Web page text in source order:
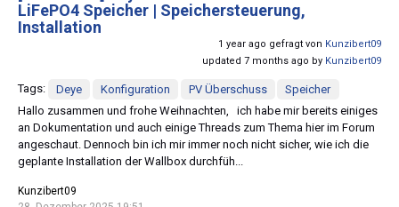
LiFePO4 Speicher | Speichersteuerung,
Installation
1 year ago gefragt von Kunzibert09
updated 7 months ago by Kunzibert09
Tags: Deye Konfiguration PV Überschuss
Speicher
Hallo zusammen und frohe Weihnachten, ich habe mir bereits einiges
an Dokumentation und auch einige Threads zum Thema hier im Forum
angeschaut. Dennoch bin ich mir immer noch nicht sicher, wie ich die
geplante Installation der Wallbox durchfüh...
Kunzibert09